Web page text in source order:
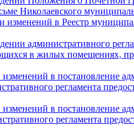
Николаевского
в Реестр
административного
в жилых помещениях,
в постановление
регламента
в постановление
регламента